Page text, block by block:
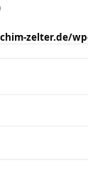
zelter.de/